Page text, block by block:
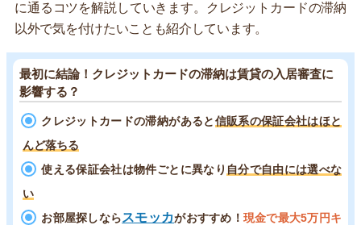
に通るコツを解説していきます。クレジットカードの滞納
以外で気を付けたいことも紹介しています。
最初に結論！クレジットカードの滞納は賃貸の入居審査に
影響する？
クレジットカードの滞納があると信販系の保証会社はほと
んど落ちる
使える保証会社は物件ごとに異なり 自分で自由には選べな
い
お部屋探しならスモッカがおすすめ！ 現金で最大5万円キ